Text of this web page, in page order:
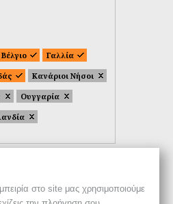
στο site μας χρησιμοποιούμε
Βέλγιο
Γαλλία
Κανάριοι Νήσοι
Ουγγαρία